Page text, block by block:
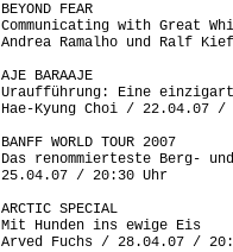
BEYOND FEAR
Communicating with Great
Andrea Ramalho und Ralf
AJE BARAAJE
Uraufführung: Eine
Hae-Kyung Choi / 22.04.07 /
BANFF WORLD TOUR 2007
Das renommierteste Berg-
25.04.07 / 20:30 Uhr
ARCTIC SPECIAL
Mit Hunden ins ewige Eis
Arved Fuchs / 28.04.07 /